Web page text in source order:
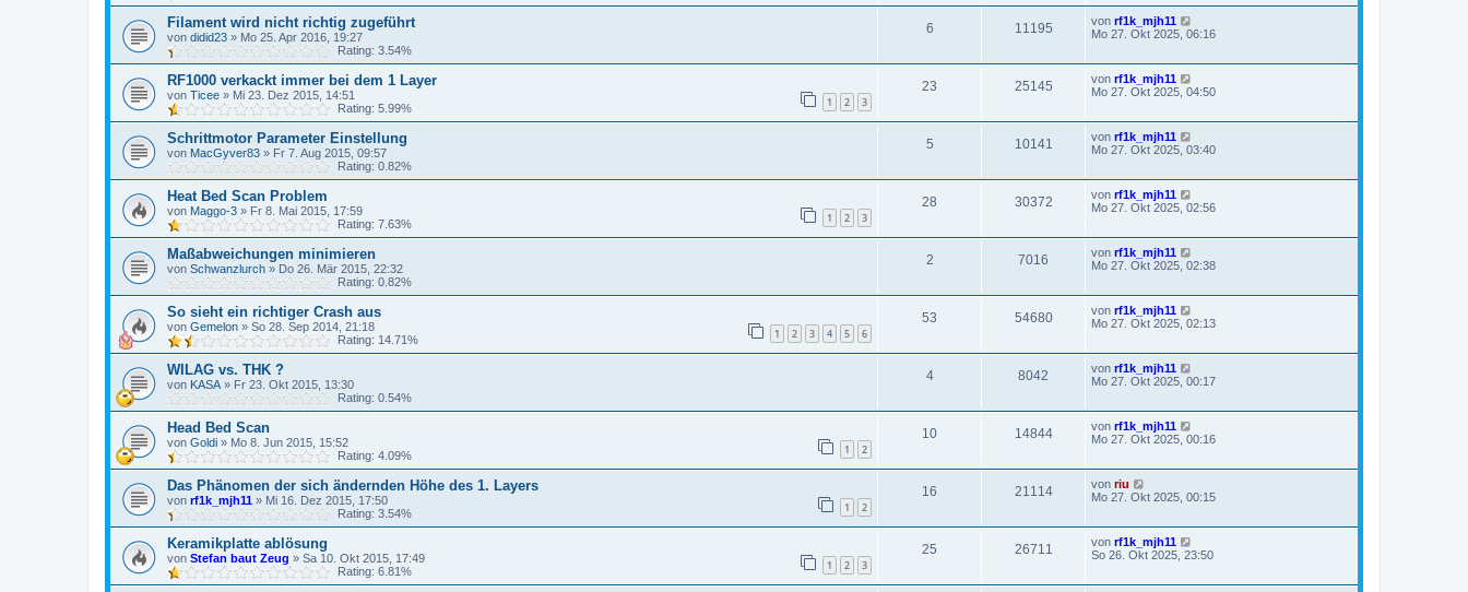
Filament wird nicht richtig zugeführt
von didid23 » Mo 25. Apr 2016, 19:27
Rating: 3.54%
6 11195 von rf1k_mjh11
Mo 27. Okt 2025, 06:16
RF1000 verkackt immer bei dem 1 Layer
von Ticee » Mi 23. Dez 2015, 14:51 1 2 3
Rating: 5.99%
23 25145 von rf1k_mjh11
Mo 27. Okt 2025, 04:50
Schrittmotor Parameter Einstellung
von MacGyver83 » Fr 7. Aug 2015, 09:57
Rating: 0.82%
5 10141 von rf1k_mjh11
Mo 27. Okt 2025, 03:40
Heat Bed Scan Problem
von Maggo-3 » Fr 8. Mai 2015, 17:59 1 2 3
Rating: 7.63%
28 30372 von rf1k_mjh11
Mo 27. Okt 2025, 02:56
Maßabweichungen minimieren
von Schwanzlurch » Do 26. Mär 2015, 22:32
Rating: 0.82%
2 7016 von rf1k_mjh11
Mo 27. Okt 2025, 02:38
So sieht ein richtiger Crash aus
von Gemelon » So 28. Sep 2014, 21:18 1 2 3 4 5 6
Rating: 14.71%
53 54680 von rf1k_mjh11
Mo 27. Okt 2025, 02:13
WILAG vs. THK ?
von KASA » Fr 23. Okt 2015, 13:30
Rating: 0.54%
4 8042 von rf1k_mjh11
Mo 27. Okt 2025, 00:17
Head Bed Scan
von Goldi » Mo 8. Jun 2015, 15:52 1 2
Rating: 4.09%
10 14844 von rf1k_mjh11
Mo 27. Okt 2025, 00:16
Das Phänomen der sich ändernden Höhe des 1. Layers
von rf1k_mjh11 » Mi 16. Dez 2015, 17:50 1 2
Rating: 3.54%
16 21114 von riu
Mo 27. Okt 2025, 00:15
Keramikplatte ablösung
von Stefan baut Zeug » Sa 10. Okt 2015, 17:49 1 2 3
Rating: 6.81%
25 26711 von rf1k_mjh11
So 26. Okt 2025, 23:50